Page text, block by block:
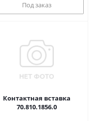
Под заказ
Контактная вставка
70.810.1856.0